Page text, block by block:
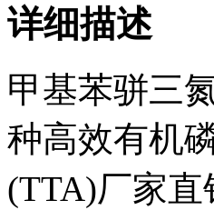
详细描述
甲基苯骈三
种高效有机
(TTA)厂家